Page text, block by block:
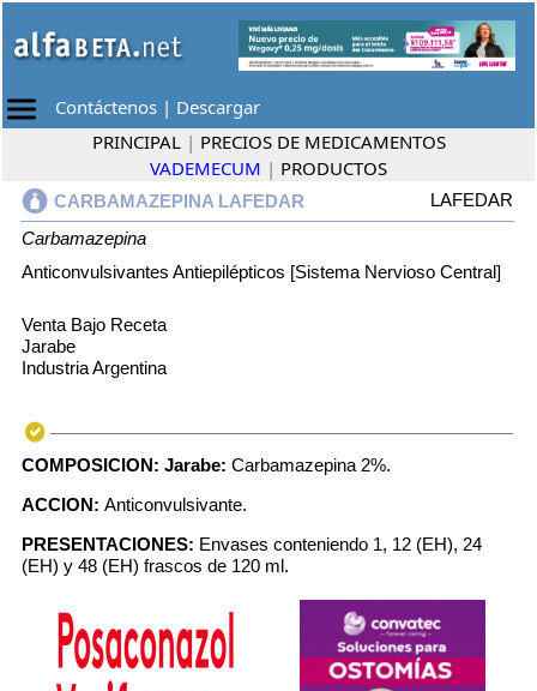
Contáctenos | Descargar
PRINCIPAL | PRECIOS DE MEDICAMENTOS
VADEMECUM | PRODUCTOS
CARBAMAZEPINA LAFEDAR
LAFEDAR
Carbamazepina
Anticonvulsivantes Antiepilépticos [Sistema Nervioso Central]
Venta Bajo Receta
Jarabe
Industria Argentina
COMPOSICION: Jarabe: Carbamazepina 2%.
ACCION: Anticonvulsivante.
PRESENTACIONES: Envases conteniendo 1, 12 (EH), 24
(EH) y 48 (EH) frascos de 120 ml.